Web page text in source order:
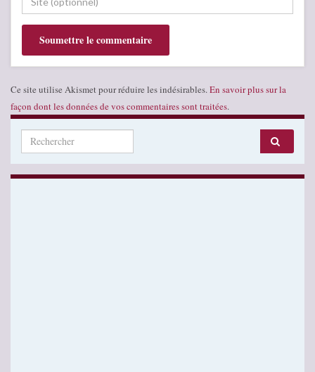
Ce site utilise Akismet pour réduire les indésirables. En savoir plus sur la
façon dont les données de vos commentaires sont traitées.
Search for: